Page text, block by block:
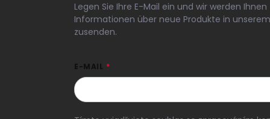
Legen Sie Ihre E-Mail ein und wir werden Ihnen
Informationen über neue Produkte in
zusenden.
E-MAIL